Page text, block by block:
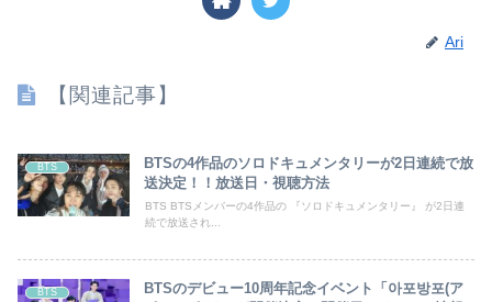
Ari
【関連記事】
BTS
BTSの4作品のソロドキュメンタリーが2日連続で放
送決定！！放送日・視聴方法
BTS BTSメンバーの4作品の 『ソロドキュメンタリー』 が2日連
続で放送され...
BTS
BTSのデビュー10周年記念イベント「아포방포(ア